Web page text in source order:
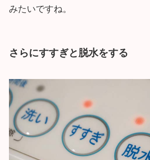
みたいですね。
さらにすすぎと脱水をする